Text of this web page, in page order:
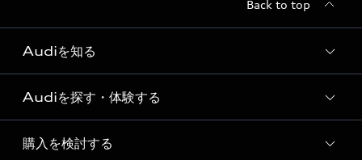
Back to top
Audiを知る
Audi ブランド
Story of Progress
Audiを探す・体験する
ディーラー検索
購入を検討する